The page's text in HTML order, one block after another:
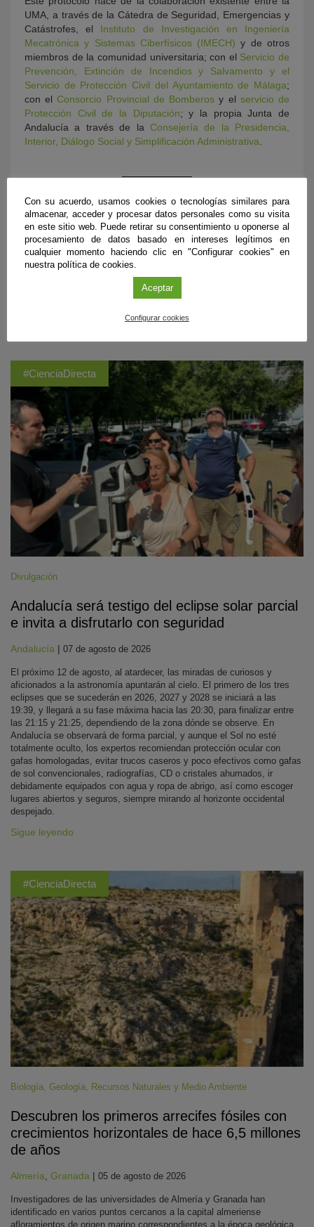
UMA, a través de la Cátedra de Seguridad, Emergencias y
Catástrofes, el Instituto de Investigación en Ingeniería
Mecatrónica y Sistemas Ciberfísicos (IMECH) y de otros
miembros de la comunidad universitaria; con el Servicio de
Prevención, Extinción de Incendios y Salvamento y el
Servicio de Protección Civil del Ayuntamiento de Málaga;
con elConsorcio Provincial de Bomberos y el servicio de
Protección Civil de la Diputación; y la propia Junta de
Andalucía a través de la Consejería de la Presidencia,
Interior, Diálogo Social y Simplificación Administrativa.
ÚLTIMAS PUBLICACIONES
#CienciaDirecta
Divulgación
Andalucía será testigo del eclipse solar parcial
e invita a disfrutarlo con seguridad
Andalucía | 07 de agosto de 2026
El próximo 12 de agosto, al atardecer, las miradas de curiosos y
aficionados a la astronomía apuntarán al cielo. El primero de los tres
eclipses que se sucederán en 2026, 2027 y 2028 se iniciará a las
19:39, y llegará a su fase máxima hacia las 20:30, para finalizar entre
las 21:15 y 21:25, dependiendo de la zona dónde se observe. En
Andalucía se observará de forma parcial, y aunque el Sol no esté
totalmente oculto, los expertos recomiendan protección ocular con
gafas homologadas, evitar trucos caseros y poco efectivos como gafas
de sol convencionales, radiografías, CD o cristales ahumados, ir
debidamente equipados con agua y ropa de abrigo, así como escoger
lugares abiertos y seguros, siempre mirando al horizonte occidental
despejado.
Sigue leyendo
#CienciaDirecta
Biología, Geología, Recursos Naturales y Medio Ambiente
Descubren los primeros arrecifes fósiles con
crecimientos horizontales de hace 6,5 millones
de años
Almería, Granada | 05 de agosto de 2026
Investigadores de las universidades de Almería y Granada han
identificado en varios puntos cercanos a la capital almeriense
afloramientos de origen marino correspondientes a la época geológica
Con su acuerdo, usamos cookies o tecnologías similares para
almacenar, acceder y procesar datos personales como su visita
en este sitio web. Puede retirar su consentimiento u oponerse al
procesamiento de datos basado en intereses legítimos en
cualquier momento haciendo clic en "Configurar cookies" en
nuestra política de cookies.
Aceptar
Configurar cookies